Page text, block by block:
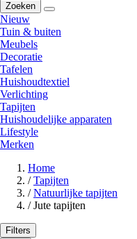
Zoeken
Nieuw
Tuin & buiten
Meubels
Decoratie
Tafelen
Huishoudtextiel
Verlichting
Tapijten
Huishoudelijke apparaten
Lifestyle
Merken
Home
/ Tapijten
/ Natuurlijke tapijten
/ Jute tapijten
Filters